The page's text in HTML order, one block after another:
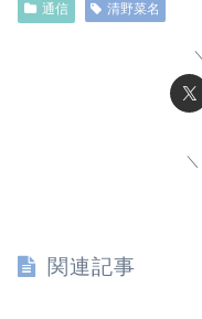
通信 清野菜名
関連記事